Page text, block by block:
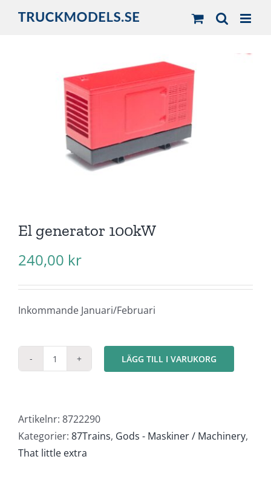
El generator 100kW
240,00 kr
Inkommande Januari/Februari
El
mängd
LÄGG TILL I VARUKORG
Artikelnr: 8722290
Kategorier: 87Trains, Gods - Maskiner / Machinery,
That little extra